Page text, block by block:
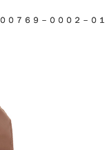
０７６９－０００２－０１